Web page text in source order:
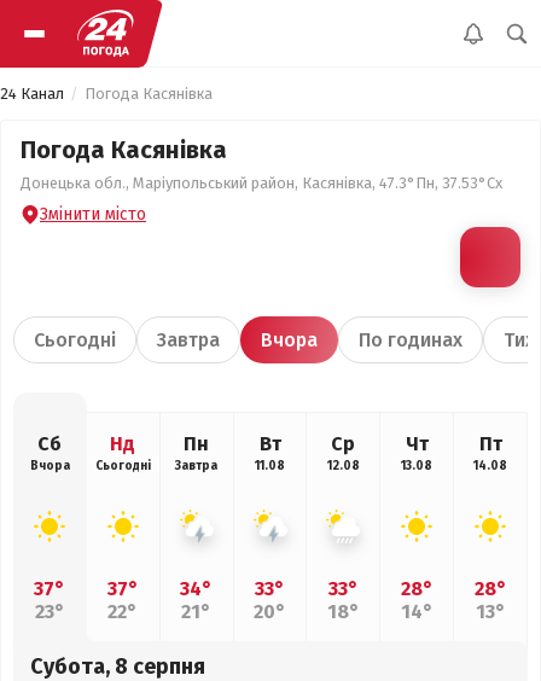
24 Канал Погода Касянівка
Погода Касянівка
Донецька обл., Маріупольський район, Касянівка, 47.3°Пн, 37.53°Сх
Змінити місто
Сьогодні Завтра Вчора По годинах
Сб
Вчора
37°
23°
Нд
Сьогодні
37°
22°
Пн
Завтра
34°
21°
Вт
11.08
33°
20°
Ср
12.08
33°
18°
Чт
13.08
28°
14°
Пт
14.08
28°
13°
Субота, 8 серпня